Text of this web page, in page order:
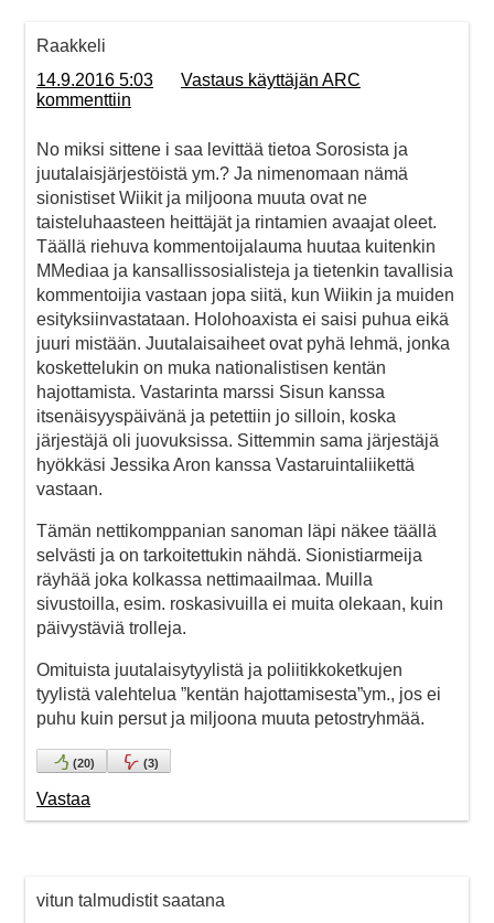
Raakkeli
14.9.2016 5:03
Vastaus käyttäjän ARC
kommenttiin
No miksi sittene i saa levittää tietoa Sorosista ja
juutalaisjärjestöistä ym.? Ja nimenomaan nämä
sionistiset Wiikit ja miljoona muuta ovat ne
taisteluhaasteen heittäjät ja rintamien avaajat oleet.
Täällä riehuva kommentoijalauma huutaa kuitenkin
MMediaa ja kansallissosialisteja ja tietenkin tavallisia
kommentoijia vastaan jopa siitä, kun Wiikin ja muiden
esityksiinvastataan. Holohoaxista ei saisi puhua eikä
juuri mistään. Juutalaisaiheet ovat pyhä lehmä, jonka
koskettelukin on muka nationalistisen kentän
hajottamista. Vastarinta marssi Sisun kanssa
itsenäisyyspäivänä ja petettiin jo silloin, koska
järjestäjä oli juovuksissa. Sittemmin sama järjestäjä
hyökkäsi Jessika Aron kanssa Vastaruintaliikettä
vastaan.
Tämän nettikomppanian sanoman läpi näkee täällä
selvästi ja on tarkoitettukin nähdä. Sionistiarmeija
räyhää joka kolkassa nettimaailmaa. Muilla
sivustoilla, esim. roskasivuilla ei muita olekaan, kuin
päivystäviä trolleja.
Omituista juutalaisytyylistä ja poliitikkoketkujen
tyylistä valehtelua ”kentän hajottamisesta”ym., jos ei
puhu kuin persut ja miljoona muuta petostryhmää.
(20) (3)
Vastaa
vitun talmudistit saatana